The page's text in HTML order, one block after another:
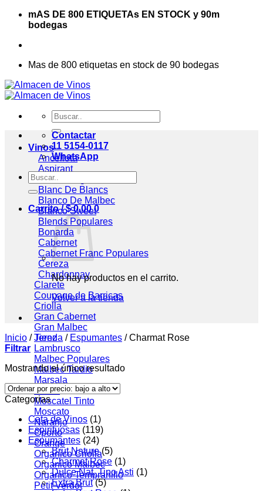
Saltar mAS DE 800 ETIQUETAs EN STOCK y 90m
bodegas
Mas de 800 etiquetas en stock de 90 bodegas
Buscar
por:
Vinos
Ancellota
Aspirant
Assemblage
Blanc De Blancs
Blanco De Malbec
Blanco Sweet
Blends
Bonarda
Cabernet
Cabernet Franc
Cereza
Chardonnay
Clarete
Coupage de Barricas
Criolla
Gran Cabernet
Gran Malbec
Jerez
Lambrusco
Malbec
Malbec Tardio
Marsala
Merlot
Moscatel Tinto
Moscato
Naranjo
Oporto
Orange
Organico Criolla
Organico Malbec
Organico Tempranillo
Petit Verdot
Contactar
11 5154-0117
WhatsApp
Buscar
por:
Carrito /$0,00 0
No hay productos en el carrito.
Volver a la tienda
Inicio / Tienda / Espumantes /Charmat Rose
Filtrar
Mostrando el único resultado
Categorias
Cata de Vinos (1)
Espirituosas (119)
Espumantes (24)
Brut Nature (5)
Charmat Rose (1)
Dulce Nat. Tipo Asti (1)
Extra Brut (5)